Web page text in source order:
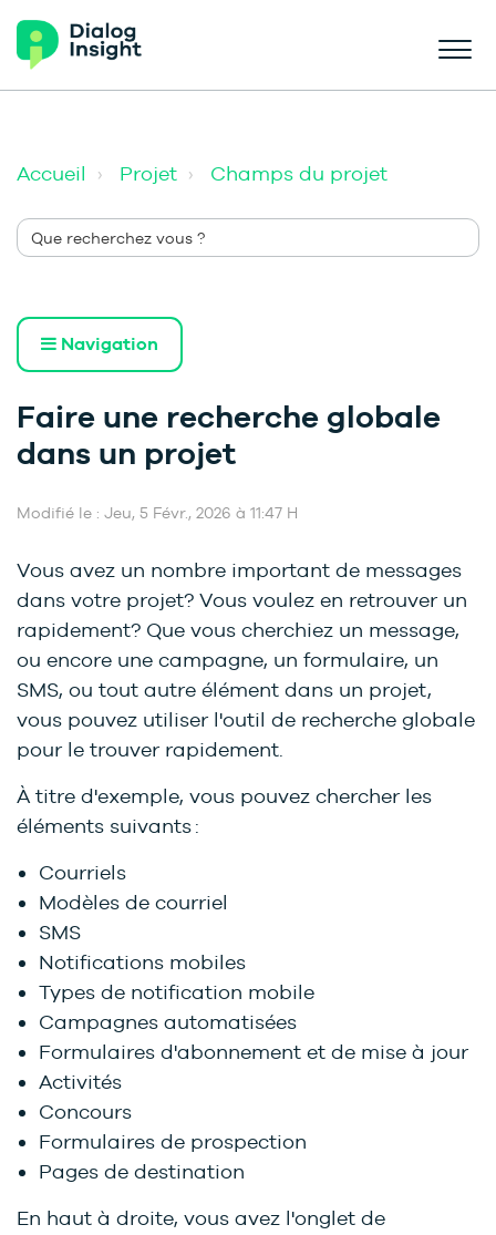
Accueil Projet Champs du projet
Navigation
Faire une recherche globale
dans un projet
Modifié le : Jeu, 5 Févr., 2026 à 11:47 H
Vous avez un nombre important de messages
dans votre projet? Vous voulez en retrouver un
rapidement? Que vous cherchiez un message,
ou encore une campagne, un formulaire, un
SMS, ou tout autre élément dans un projet,
vous pouvez utiliser l'outil de recherche globale
pour le trouver rapidement.
À titre d'exemple, vous pouvez chercher les
éléments suivants :
Courriels
Modèles de courriel
SMS
Notifications mobiles
Types de notification mobile
Campagnes automatisées
Formulaires d'abonnement et de mise à jour
Activités
Concours
Formulaires de prospection
Pages de destination
En haut à droite, vous avez l'onglet de